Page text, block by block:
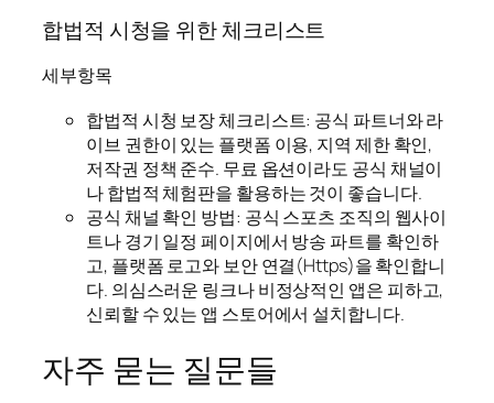
합법적 시청을 위한 체크리스트
세부항목
합법적 시청 보장 체크리스트: 공식 파트너와 라
이브 권한이 있는 플랫폼 이용, 지역 제한 확인,
저작권 정책 준수. 무료 옵션이라도 공식 채널이
나 합법적 체험판을 활용하는 것이 좋습니다.
공식 채널 확인 방법: 공식 스포츠 조직의 웹사이
트나 경기 일정 페이지에서 방송 파트를 확인하
고, 플랫폼 로고와 보안 연결(Https)을 확인합니
다. 의심스러운 링크나 비정상적인 앱은 피하고,
신뢰할 수 있는 앱 스토어에서 설치합니다.
자주 묻는 질문들